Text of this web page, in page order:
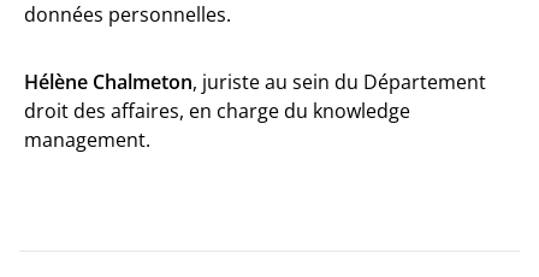
données personnelles.
Hélène Chalmeton, juriste au sein du Département
droit des affaires, en charge du knowledge
management.